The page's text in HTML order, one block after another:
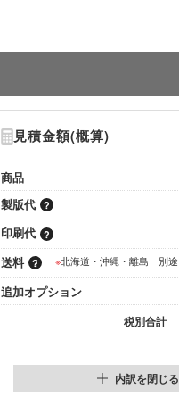
見積金額(概算)
商品
製版代
印刷代
送料
※北海道・沖縄・離島 別途
追加オプション
税別合計
内訳を閉じる